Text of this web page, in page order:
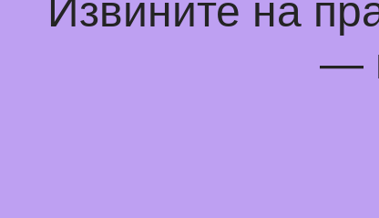
Извините на
—